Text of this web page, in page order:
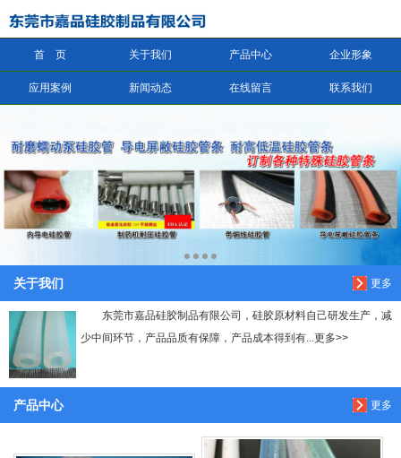
首 页 关于我们 产品中心 企业形象
应用案例 新闻动态 在线留言 联系我们
更多
关于我们
东莞市嘉品硅胶制品有限公司，硅胶原材料自己研发生产，减
少中间环节，产品品质有保障，产品成本得到有...更多>>
更多
产品中心
信息搜索
搜索